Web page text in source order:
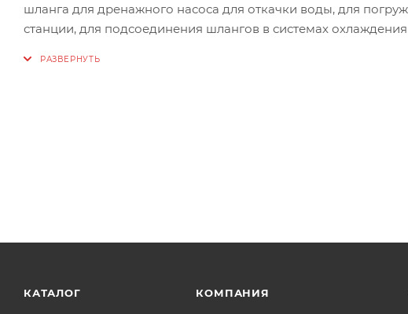
шланга для дренажного насоса для откачки воды, для
станции, для подсоединения шлангов в системах
Наружный диаметр шланга подводки, мм 32±1,5;
КАТАЛОГ КОМПАНИЯ